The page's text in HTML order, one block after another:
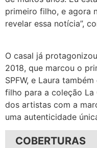
primeiro filho, e agora
revelar essa notícia”,
O casal já
2018, que marcou o
SPFW, e Laura
filho para a coleção La
dos artistas com a
uma autenticidade
COBERTURAS